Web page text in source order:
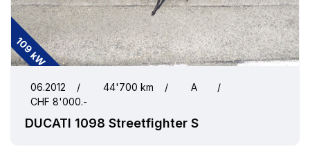
109 kW
06.2012 / 44'700 km / A
/
CHF 8'000.-
DUCATI 1098 Streetfighter S